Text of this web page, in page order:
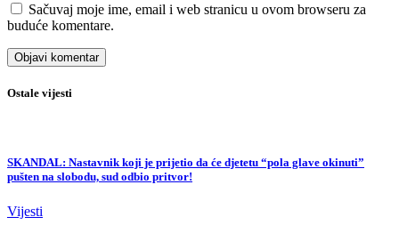
Sačuvaj moje ime, email i web stranicu u ovom browseru za
buduće komentare.
Ostale vijesti
SKANDAL: Nastavnik koji je prijetio da će djetetu “pola glave okinuti”
pušten na slobodu, sud odbio pritvor!
Vijesti